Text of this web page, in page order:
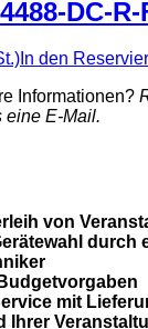
DC-R-
In den
Informationen?
eine E-Mail.
von
durch
mit
Ihrer